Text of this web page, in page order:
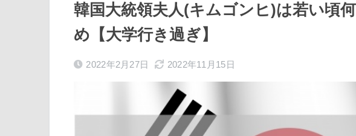
韓国大統領夫人(キムゴンヒ)は若い頃
め【大学行き過ぎ】
2022年2月27日 2022年11月15日